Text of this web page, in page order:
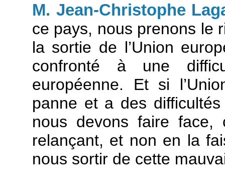
M. Jean-Christophe
ce pays, nous prenons le
la sortie de l’Union
confronté à une
européenne. Et si
panne et a des
nous devons faire face,
relançant, et non en la
nous sortir de cette